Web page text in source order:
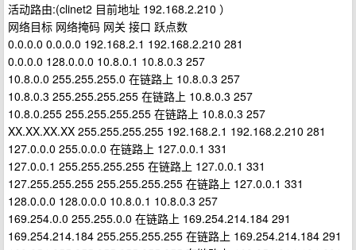
活动路由:(clinet2 目前地址 192.168.2.210 ）
网络目标 网络掩码 网关 接口 跃点数
0.0.0.0 0.0.0.0 192.168.2.1 192.168.2.210 281
0.0.0.0 128.0.0.0 10.8.0.1 10.8.0.3 257
10.8.0.0 255.255.255.0 在链路上 10.8.0.3 257
10.8.0.3 255.255.255.255 在链路上 10.8.0.3 257
10.8.0.255 255.255.255.255 在链路上 10.8.0.3 257
XX.XX.XX.XX 255.255.255.255 192.168.2.1 192.168.2.210 281
127.0.0.0 255.0.0.0 在链路上 127.0.0.1 331
127.0.0.1 255.255.255.255 在链路上 127.0.0.1 331
127.255.255.255 255.255.255.255 在链路上 127.0.0.1 331
128.0.0.0 128.0.0.0 10.8.0.1 10.8.0.3 257
169.254.0.0 255.255.0.0 在链路上 169.254.214.184 291
169.254.214.184 255.255.255.255 在链路上 169.254.214.184 291